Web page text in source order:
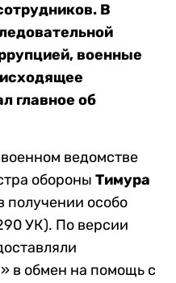
В
военные
главное об
ведомстве
обороны Тимура
получении особо
УК). По версии
в обмен на помощь с